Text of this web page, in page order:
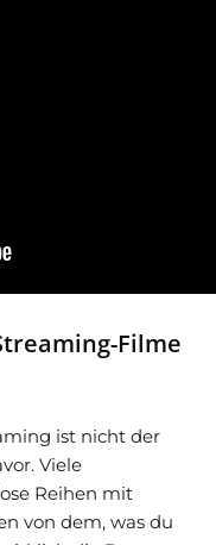
Filme
ist nicht der
Viele
Reihen mit
von dem, was du